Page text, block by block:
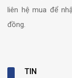
liên hệ mua để
đồng.
TIN